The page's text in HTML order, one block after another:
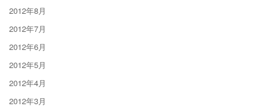
2012年8月
2012年7月
2012年6月
2012年5月
2012年4月
2012年3月